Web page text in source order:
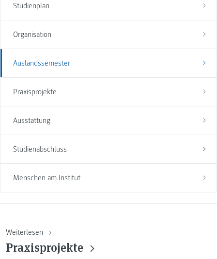
Studienplan
Organisation
Auslandssemester
Praxisprojekte
Ausstattung
Studienabschluss
Menschen am Institut
Weiterlesen
Praxisprojekte